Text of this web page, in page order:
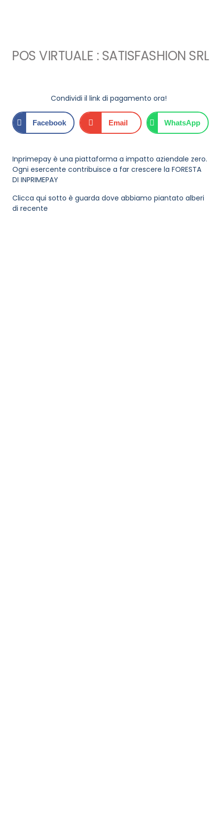
POS VIRTUALE : SATISFASHION SRL
Condividi il link di pagamento ora!
Facebook Email WhatsApp
Inprimepay è una piattaforma a impatto aziendale zero.
Ogni esercente contribuisce a far crescere la FORESTA
DI INPRIMEPAY
Clicca qui sotto è guarda dove abbiamo piantato alberi
di recente